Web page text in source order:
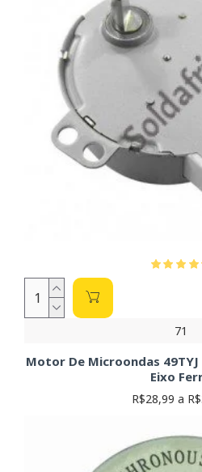
71
Motor De Microondas 49TYJ
Eixo
R$28,99 a